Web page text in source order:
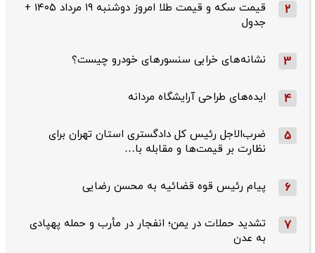
2
قیمت سکه و قیمت طلا امروز دوشنبه ۱۹ مرداد ۱۴۰۵ +
جدول
3 نشانه‌های خرابی سنسورهای خودرو چیست؟
4 ایده‌های طراحی آرایشگاه مردانه
5
ضرب‌الاجل رئیس کل دادگستری استان تهران برای
نظارت بر قیمت‌ها و مقابله با…
6 پیام رئیس قوه قضائیه به محسن رضایی
7
تشدید حملات در یمن؛ انفجار در مأرب و حمله پهپادی
به عدن